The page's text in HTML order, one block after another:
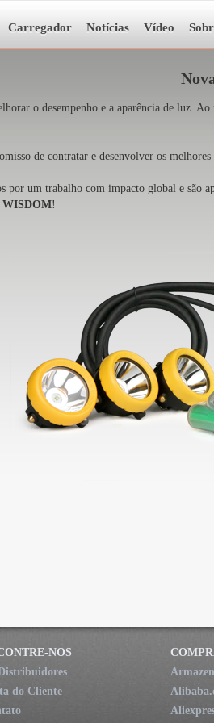
Carregador Notícias Vídeo
o desempenho e a aparência de luz.
de contratar e desenvolver os
por um trabalho com impacto global e são
WISDOM!
NOS
do Cliente